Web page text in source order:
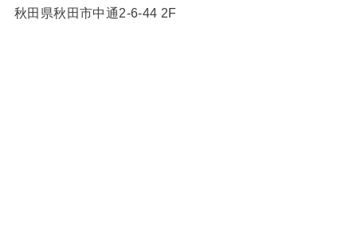
秋田県秋田市中通2-6-44 2F